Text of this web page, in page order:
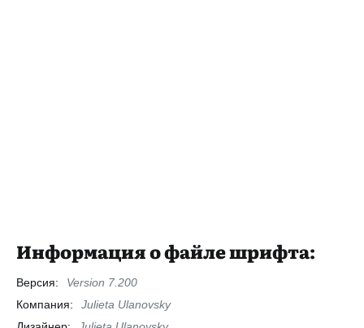
Информация о файле шрифта:
Версия:
Version 7.200
Компания:
Julieta Ulanovsky